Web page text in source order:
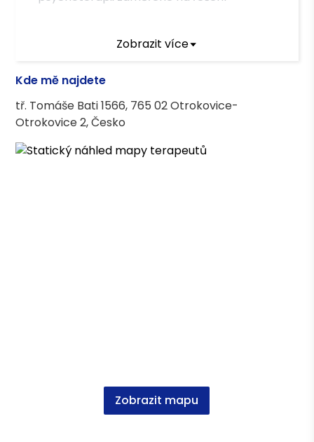
Speciální pedagogika, Mgr. PedF MU
Učitelství VV, Mgr. PedF OU
Zobrazit více
Kde mě najdete
tř. Tomáše Bati 1566, 765 02 Otrokovice-
Otrokovice 2, Česko
Zobrazit mapu